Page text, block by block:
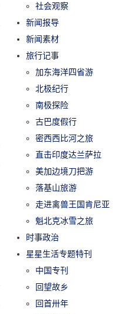
社会观察
新闻报导
新闻素材
旅行记事
加东海洋四省游
北极纪行
南极探险
古巴度假行
密西西比河之旅
直击印度达兰萨拉
美加边境刀把游
落基山旅游
走进禽兽王国肯尼亚
魁北克冰雪之旅
时事政治
星星生活专题特刊
中国专刊
回望故乡
回首卅年